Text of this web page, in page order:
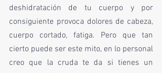
deshidratación de tu cuerpo y por
consiguiente provoca dolores de cabeza,
cuerpo cortado, fatiga. Pero que tan
cierto puede ser este mito, en lo personal
creo que la cruda te da si tienes un